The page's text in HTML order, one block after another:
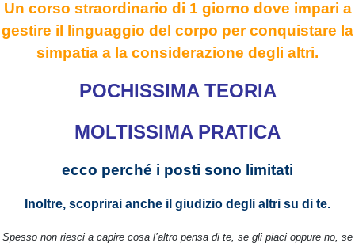
Un corso straordinario di 1 giorno dove impari a
gestire il linguaggio del corpo per conquistare la
simpatia a la considerazione degli altri.
POCHISSIMA TEORIA
MOLTISSIMA PRATICA
ecco perché i posti sono limitati
Inoltre, scoprirai anche il giudizio degli altri su di te.
Spesso non riesci a capire cosa l’altro pensa di te, se gli piaci oppure no, se